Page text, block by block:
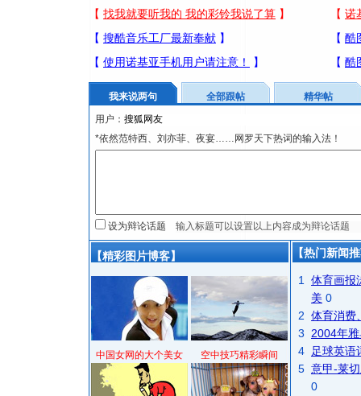
我来说两句 全部跟帖
精华帖
用户：
*依然范特西、刘亦菲、夜宴……网罗天下热词的输入法！
设为辩论话题
【精彩图片博客】
中国女网的大个美女 空中技巧精彩瞬间
【热门新闻
1
体育画报
美 0
2 体育消费
3
2004年
4
足球英语
5 意甲-莱
0